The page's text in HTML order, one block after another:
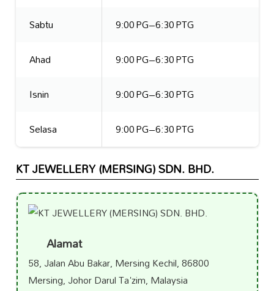
Sabtu
9:00 PG–6:30 PTG
Ahad
9:00 PG–6:30 PTG
Isnin
9:00 PG–6:30 PTG
Selasa
9:00 PG–6:30 PTG
KT JEWELLERY (MERSING) SDN. BHD.
Alamat
58, Jalan Abu Bakar, Mersing Kechil, 86800
Mersing, Johor Darul Ta'zim, Malaysia